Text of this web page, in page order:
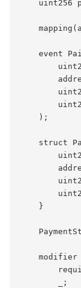
uint256
event
    );
struct
    }
modifier
        _;